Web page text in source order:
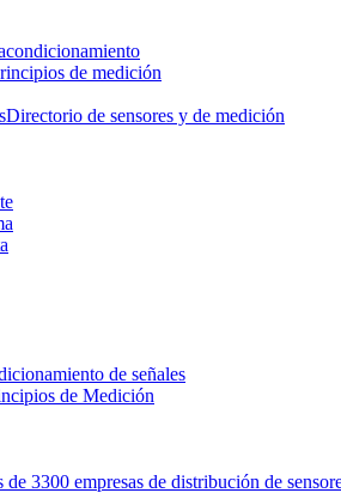
de medición
Directorio de sensores y de medición
de señales
de Medición
de 3300 empresas de distribución de